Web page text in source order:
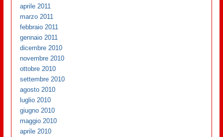
aprile 2011
marzo 2011
febbraio 2011
gennaio 2011
dicembre 2010
novembre 2010
ottobre 2010
settembre 2010
agosto 2010
luglio 2010
giugno 2010
maggio 2010
aprile 2010